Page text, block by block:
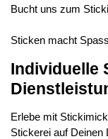
Bucht uns zum
Sticken macht
Individuelle
Erlebe mit
Stickerei auf Deinen